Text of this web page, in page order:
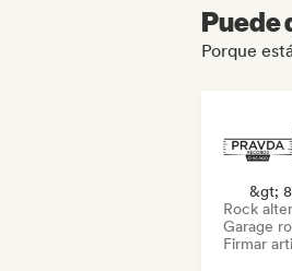
Puede
Porque
&gt;
Rock
Garage
Firmar